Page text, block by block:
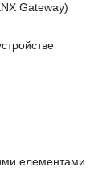
Gateway)
елементами